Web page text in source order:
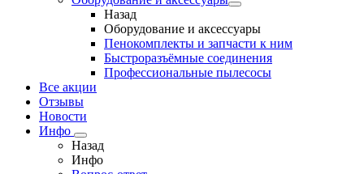
Назад
Оборудование и аксессуары
Пенокомплекты и запчасти к ним
Быстроразъёмные соединения
Профессиональные пылесосы
Все акции
Отзывы
Новости
Инфо
Назад
Инфо